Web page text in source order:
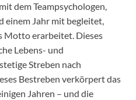
dem Teampsychologen,
einem Jahr mit begleitet,
Motto erarbeitet. Dieses
Lebens- und
Streben nach
Bestreben verkörpert das
Jahren – und die